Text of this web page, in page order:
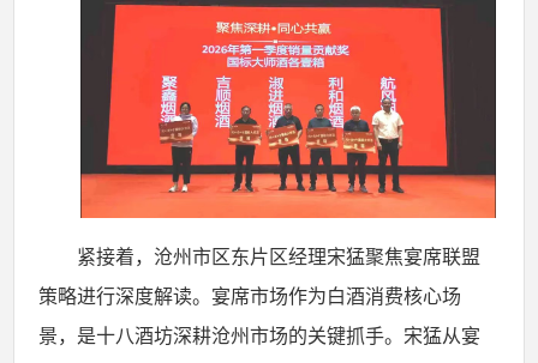
紧接着，沧州市区东片区经理宋猛聚焦宴席联盟
策略进行深度解读。宴席市场作为白酒消费核心场
景，是十八酒坊深耕沧州市场的关键抓手。宋猛从宴